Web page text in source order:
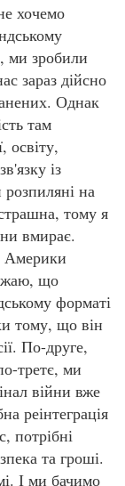
хочемо
ми зробили
зараз дійсно
Однак
там
освіту,
із
на
тому я
вмирає.
Америки
що
форматі
тому, що він
По-друге,
третє, ми
війни вже
реінтеграція
потрібні
та гроші.
І ми бачимо